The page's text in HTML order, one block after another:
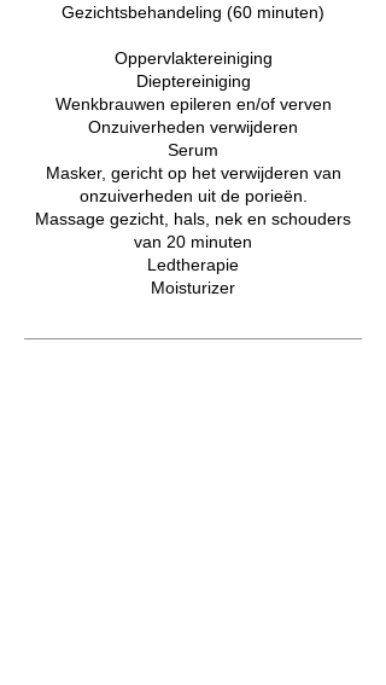
Gezichtsbehandeling (60 minuten)
Oppervlaktereiniging
Dieptereiniging
Wenkbrauwen epileren en/of verven
Onzuiverheden verwijderen
Serum
Masker, gericht op het verwijderen van
onzuiverheden uit de porieën.
Massage gezicht, hals, nek en schouders
van 20 minuten
Ledtherapie
Moisturizer